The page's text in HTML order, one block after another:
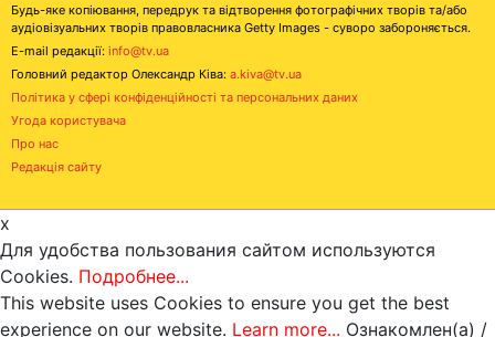
Будь-яке копіювання, передрук та відтворення фотографічних творів та/або
аудіовізуальних творів правовласника Getty Images - суворо забороняється.
E-mail редакції: info@tv.ua
Головний редактор Олександр Ківа: a.kiva@tv.ua
Політика у сфері конфіденційності та персональних даних
Угода користувача
Про нас
Редакція сайту
x
Для удобства пользования сайтом используются
Cookies. Подробнее...
This website uses Cookies to ensure you get the best
experience on our website. Learn more... Ознакомлен(а) /